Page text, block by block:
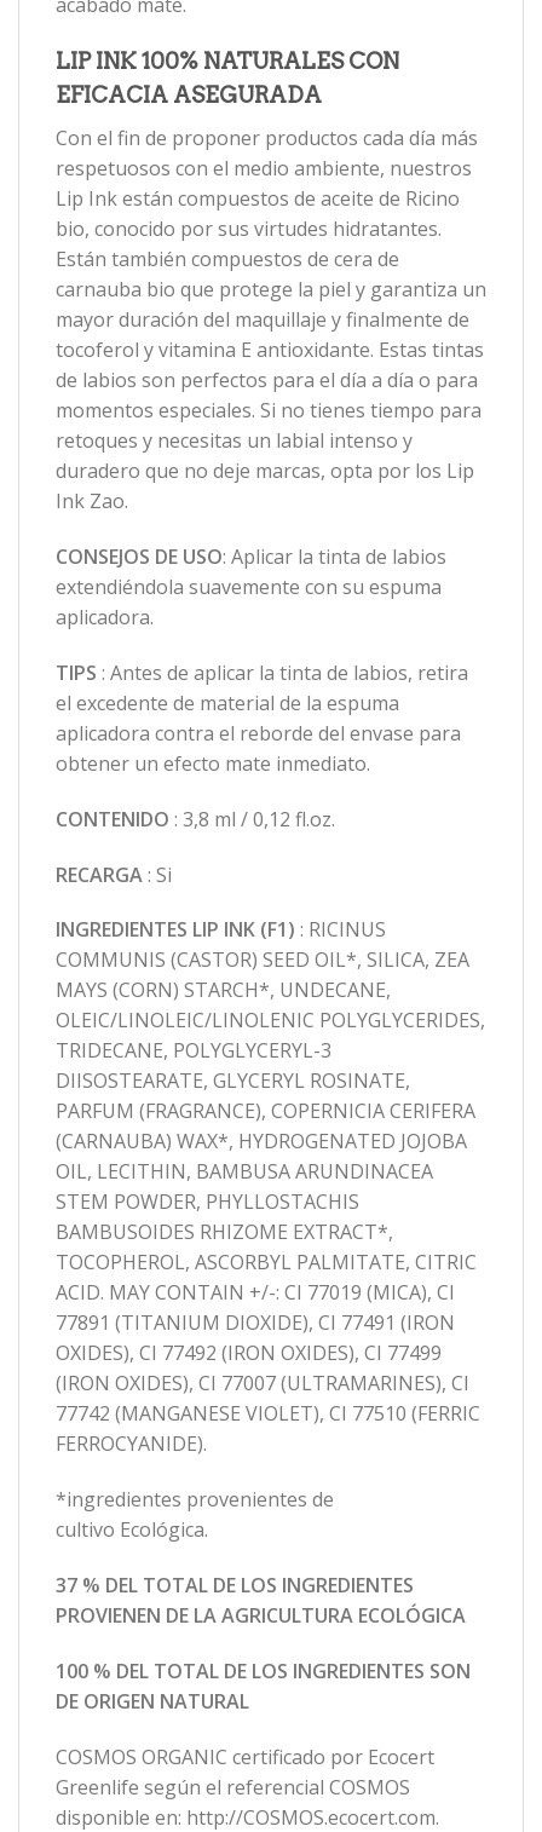
LIP INK 100% NATURALES CON
EFICACIA ASEGURADA
Con el fin de proponer productos cada día más
respetuosos con el medio ambiente, nuestros
Lip Ink están compuestos de aceite de Ricino
bio, conocido por sus virtudes hidratantes.
Están también compuestos de cera de
carnauba bio que protege la piel y garantiza un
mayor duración del maquillaje y finalmente de
tocoferol y vitamina E antioxidante. Estas tintas
de labios son perfectos para el día a día o para
momentos especiales. Si no tienes tiempo para
retoques y necesitas un labial intenso y
duradero que no deje marcas, opta por los Lip
Ink Zao.
CONSEJOS DE USO: Aplicar la tinta de labios
extendiéndola suavemente con su espuma
aplicadora.
TIPS : Antes de aplicar la tinta de labios, retira
el excedente de material de la espuma
aplicadora contra el reborde del envase para
obtener un efecto mate inmediato.
CONTENIDO : 3,8 ml / 0,12 fl.oz.
RECARGA: Si
INGREDIENTES LIP INK (F1) : RICINUS
COMMUNIS (CASTOR) SEED OIL*, SILICA, ZEA
MAYS (CORN) STARCH*, UNDECANE,
OLEIC/LINOLEIC/LINOLENIC POLYGLYCERIDES,
TRIDECANE, POLYGLYCERYL-3
DIISOSTEARATE, GLYCERYL ROSINATE,
PARFUM (FRAGRANCE), COPERNICIA CERIFERA
(CARNAUBA) WAX*, HYDROGENATED JOJOBA
OIL, LECITHIN, BAMBUSA ARUNDINACEA
STEM POWDER, PHYLLOSTACHIS
BAMBUSOIDES RHIZOME EXTRACT*,
TOCOPHEROL, ASCORBYL PALMITATE, CITRIC
ACID. MAY CONTAIN +/-: CI 77019 (MICA), CI
77891 (TITANIUM DIOXIDE), CI 77491 (IRON
OXIDES), CI 77492 (IRON OXIDES), CI 77499
(IRON OXIDES), CI 77007 (ULTRAMARINES), CI
77742 (MANGANESE VIOLET), CI 77510 (FERRIC
FERROCYANIDE).
*ingredientes provenientes de
cultivo Ecológica.
37 % DEL TOTAL DE LOS INGREDIENTES
PROVIENEN DE LA AGRICULTURA ECOLÓGICA
100 % DEL TOTAL DE LOS INGREDIENTES SON
DE ORIGEN NATURAL
COSMOS ORGANIC certificado por Ecocert
Greenlife según el referencial COSMOS
disponible en: http://COSMOS.ecocert.com.